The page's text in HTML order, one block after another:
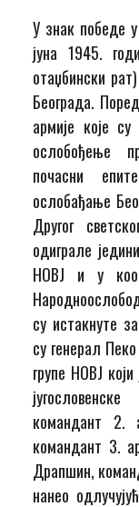
У знак победе
јуна 1945.
отаџбински
Београда.
армије које
ослобођење
почасни
ослобађање
Другог
одиграле
НОВЈ и у
су истакнуте
су генерал
групе НОВЈ
командант 2.
командант 3.
Драпшин,
нанео